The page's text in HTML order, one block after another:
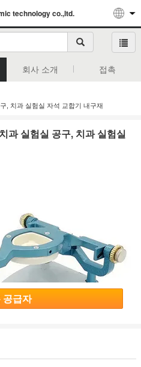
technology co.,ltd.
회사 소개 접촉
, 치과 실험실 자석 교합기 내구재
과 실험실 공구, 치과 실험실
공급자